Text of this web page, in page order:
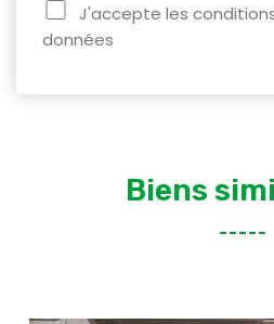
J'accepte les
données
Biens